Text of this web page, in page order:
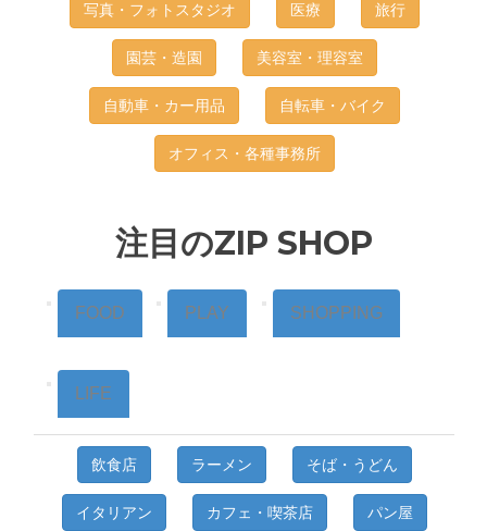
写真・フォトスタジオ 医療 旅行
園芸・造園 美容室・理容室
自動車・カー用品 自転車・バイク
オフィス・各種事務所
注目のZIP SHOP
FOOD PLAY SHOPPING
LIFE
飲食店 ラーメン そば・うどん
イタリアン カフェ・喫茶店 パン屋